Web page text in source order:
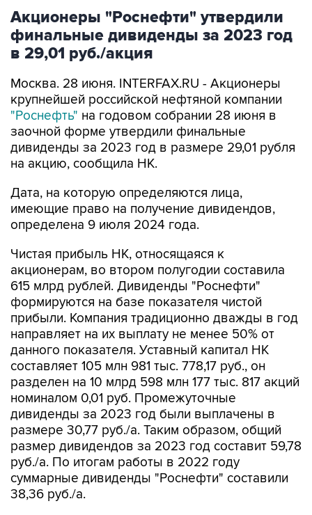
Акционеры "Роснефти" утвердили
финальные дивиденды за 2023 год
в 29,01 руб./акция
Москва. 28 июня. INTERFAX.RU - Акционеры
крупнейшей российской нефтяной компании
"Роснефть" на годовом собрании 28 июня в
заочной форме утвердили финальные
дивиденды за 2023 год в размере 29,01 рубля
на акцию, сообщила НК.
Дата, на которую определяются лица,
имеющие право на получение дивидендов,
определена 9 июля 2024 года.
Чистая прибыль НК, относящаяся к
акционерам, во втором полугодии составила
615 млрд рублей. Дивиденды "Роснефти"
формируются на базе показателя чистой
прибыли. Компания традиционно дважды в год
направляет на их выплату не менее 50% от
данного показателя. Уставный капитал НК
составляет 105 млн 981 тыс. 778,17 руб., он
разделен на 10 млрд 598 млн 177 тыс. 817 акций
номиналом 0,01 руб. Промежуточные
дивиденды за 2023 год были выплачены в
размере 30,77 руб./а. Таким образом, общий
размер дивидендов за 2023 год составит 59,78
руб./а. По итогам работы в 2022 году
суммарные дивиденды "Роснефти" составили
38,36 руб./а.